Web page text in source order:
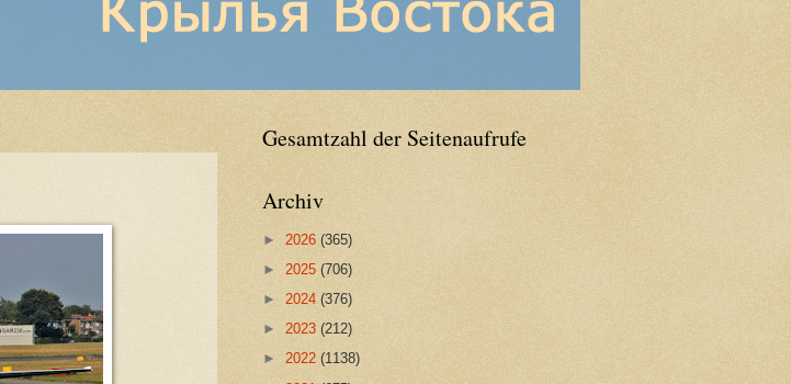
Gesamtzahl der Seitenaufrufe
Archiv
► 2026 (365)
► 2025 (706)
► 2024 (376)
► 2023 (212)
► 2022 (1138)